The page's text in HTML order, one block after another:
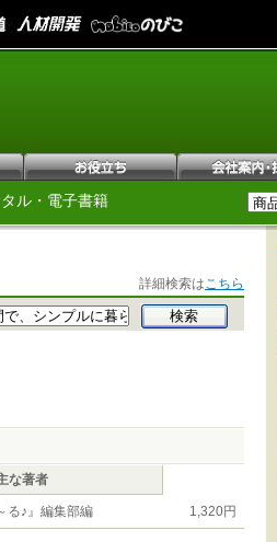
ル・電子書籍
詳細検索はこちら
な著者
る♪』編集部編 1,320円